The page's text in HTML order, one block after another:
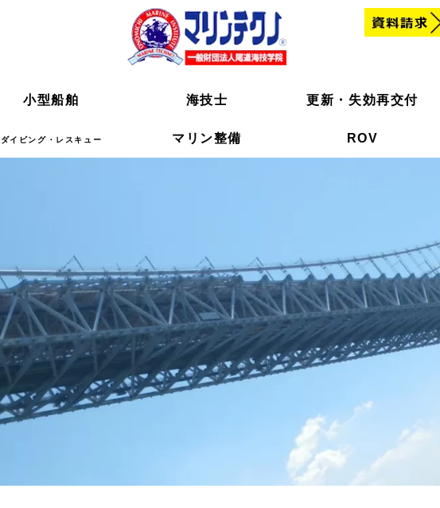
小型船舶 海技士 更新・失効再交付
ダイビング・レスキュー マリン整備 ROV
小型船舶 海技士 更新・失効再交付
ダイビング・レスキュー マリン整備 ROV